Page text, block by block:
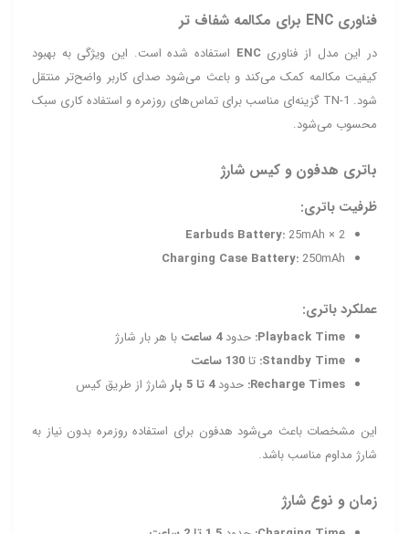
فناوری ENC برای مکالمه شفاف تر
در این مدل از فناوریENC استفاده شده است. این ویژگی به بهبود
کیفیت مکالمه کمک می‌کند و باعث می‌شود صدای کاربر واضح‌تر منتقل
شود. TN‑1 گزینه‌ای مناسب برای تماس‌های روزمره و استفاده کاری سبک
محسوب می‌شود.
باتری هدفون و کیس شارژ
ظرفیت باتری:
Earbuds Battery: 25mAh × 2
Charging Case Battery: 250mAh
عملکرد باتری:
Playback Time: حدود4 ساعت
با هر بار شارژ
Standby Time: تا130 ساعت
Recharge Times: حدود4 تا 5 بار شارژ از طریق کیس
این مشخصات باعث می‌شود هدفون برای استفاده روزمره بدون نیاز به
شارژ مداوم مناسب باشد.
زمان و نوع شارژ